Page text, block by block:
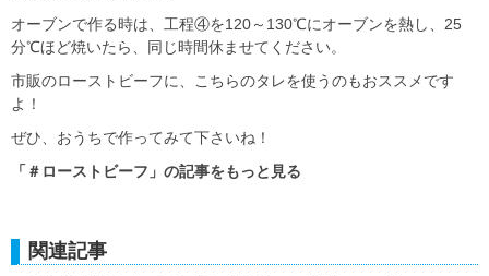
オーブンで作る時は、工程④を120～130℃にオーブンを熱し、25
分℃ほど焼いたら、同じ時間休ませてください。
市販のローストビーフに、こちらのタレを使うのもおススメです
よ！
ぜひ、おうちで作ってみて下さいね！
「＃ローストビーフ」の記事をもっと見る
関連記事